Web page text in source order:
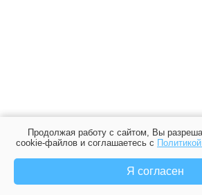
Продолжая работу с сайтом, Вы
cookie-файлов и соглашаетесь с
Я согласен